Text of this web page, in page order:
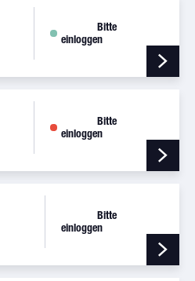
Bitte
einloggen
Bitte
einloggen
Bitte
einloggen